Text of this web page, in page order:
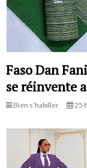
Faso Dan
se réinvente
Bien s’habiller 25